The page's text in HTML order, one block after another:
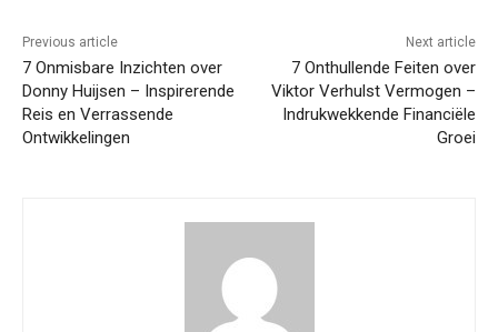
Previous article
7 Onmisbare Inzichten over
Donny Huijsen – Inspirerende
Reis en Verrassende
Ontwikkelingen
Next article
7 Onthullende Feiten over
Viktor Verhulst Vermogen –
Indrukwekkende Financiële
Groei